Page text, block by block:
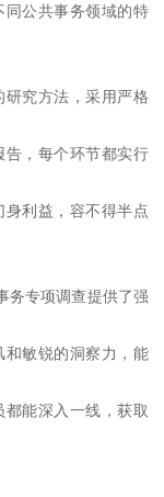
同公共事务领域的特
究方法，采用严格
告，每个环节都实行
利益，容不得半点
务专项调查提供了强
和敏锐的洞察力，能
能深入一线，获取